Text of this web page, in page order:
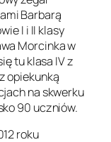
Barbarą
I i II klasy
Morcinka w
tu klasa IV z
opiekunką
na skwerku
90 uczniów.
roku